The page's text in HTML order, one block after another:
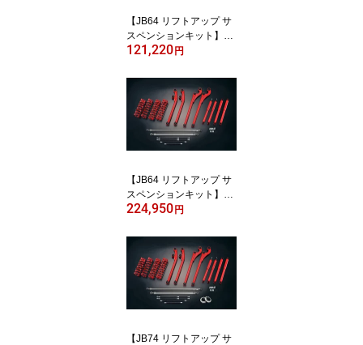
【JB64 リフトアップ サ
スペンションキット】ジ
ムニー JB64 2インチ 3イ
ト】モーターファーム F
SSJB64
121,220 円
【JB64 リフトアップ サ
スペンションキット】ジ
ムニー JB64 2インチ 3イ
ット】モーターファーム
FSSPROJB64
224,950 円
【JB74 リフトアップ サ